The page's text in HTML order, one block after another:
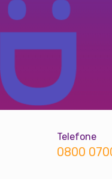
Telefone
0800